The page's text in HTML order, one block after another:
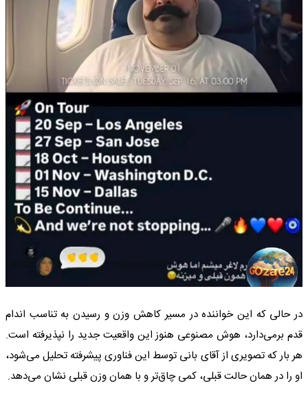
در حالی که این خواننده در مسیر کاهش وزن و رسیدن به تناسب اندام
قدم برمی‌دارد، هوش مصنوعی هنوز این واقعیت جدید را نپذیرفته است.
هر بار که تصویری از آقای بانی توسط این فناوری پیشرفته تحلیل می‌شود،
او را در همان حالت قبلی، کمی چاق‌تر و با همان وزن قبلی نشان می‌دهد.